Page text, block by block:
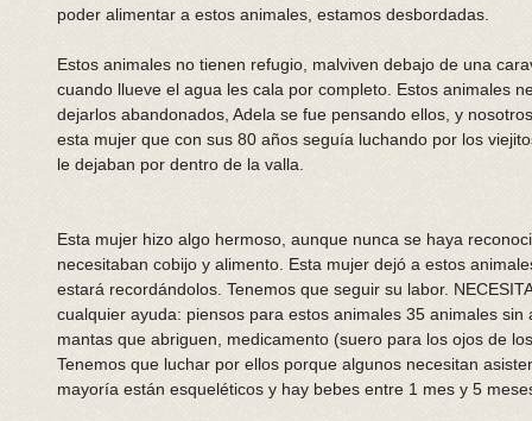
poder alimentar a estos animales, estamos desbordadas.
Estos animales no tienen refugio, malviven debajo de una
cuando llueve el agua les cala por completo. Estos animales
dejarlos abandonados, Adela se fue pensando ellos, y
esta mujer que con sus 80 años seguía luchando por los
le dejaban por dentro de la valla.
Esta mujer hizo algo hermoso, aunque nunca se haya
necesitaban cobijo y alimento. Esta mujer dejó a estos
estará recordándolos. Tenemos que seguir su labor.
cualquier ayuda: piensos para estos animales 35 animales
mantas que abriguen, medicamento (suero para los ojos de
Tenemos que luchar por ellos porque algunos necesitan
mayoría están esqueléticos y hay bebes entre 1 mes y 5